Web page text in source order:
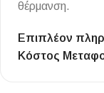
θέρμανση.
Επιπλέον
Κόστος